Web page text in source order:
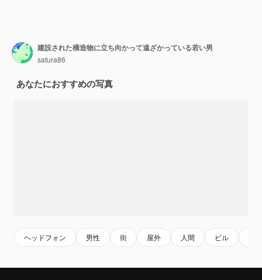
建設された構造物に立ち向かって遠ざかっている若い男
satura86
あなたにおすすめの写真
ヘッドフォン 男性 街 屋外 人間 ビル